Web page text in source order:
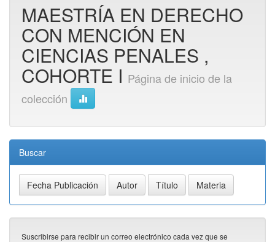
MAESTRÍA EN DERECHO
CON MENCIÓN EN
CIENCIAS PENALES ,
COHORTE I Página de inicio de la
colección
Buscar
Suscribirse para recibir un correo electrónico cada vez que se